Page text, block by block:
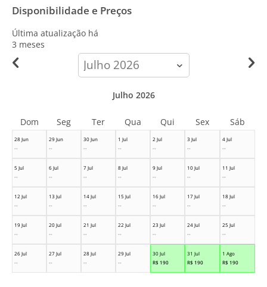
Disponibilidade e Preços
Última atualização há
3 meses
calendar-
month
28 Jun
--
29 Jun
--
30 Jun
--
1 Jul
--
2 Jul
--
3 Jul
--
4 Jul
--
5 Jul
--
6 Jul
--
7 Jul
--
8 Jul
--
9 Jul
--
10 Jul
--
11 Jul
--
12 Jul
--
13 Jul
--
14 Jul
--
15 Jul
--
16 Jul
--
17 Jul
--
18 Jul
--
19 Jul
--
20 Jul
--
21 Jul
--
22 Jul
--
23 Jul
--
24 Jul
--
25 Jul
--
26 Jul
--
27 Jul
--
28 Jul
--
29 Jul
--
30 Jul
R$ 190
31 Jul
R$ 190
1 Ago
R$ 190
Julho 2026
Dom Seg Ter Qua Qui Sex Sáb